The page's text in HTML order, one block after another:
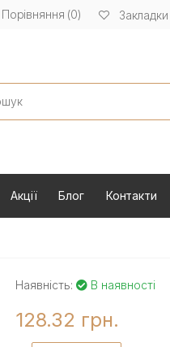
Порівняння (0) Закладки
Акції Блог Контакти
Наявність: В наявності
128.32 грн.